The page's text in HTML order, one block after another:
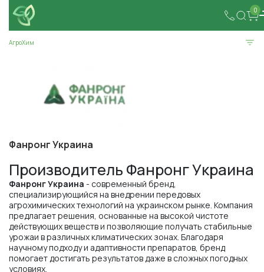
0
АгроХим
Фанронг Украина
Производитель Фанронг Украина
Фанронг Украина - современный бренд,
специализирующийся на внедрении передовых
агрохимических технологий на украинском рынке. Компания
предлагает решения, основанные на высокой чистоте
действующих веществ и позволяющие получать стабильные
урожаи в различных климатических зонах. Благодаря
научному подходу и адаптивности препаратов, бренд
помогает достигать результатов даже в сложных погодных
условиях.